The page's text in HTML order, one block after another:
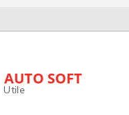
AUTO SOFT
Utile